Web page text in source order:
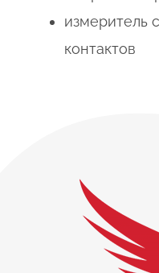
измеритель
контактов